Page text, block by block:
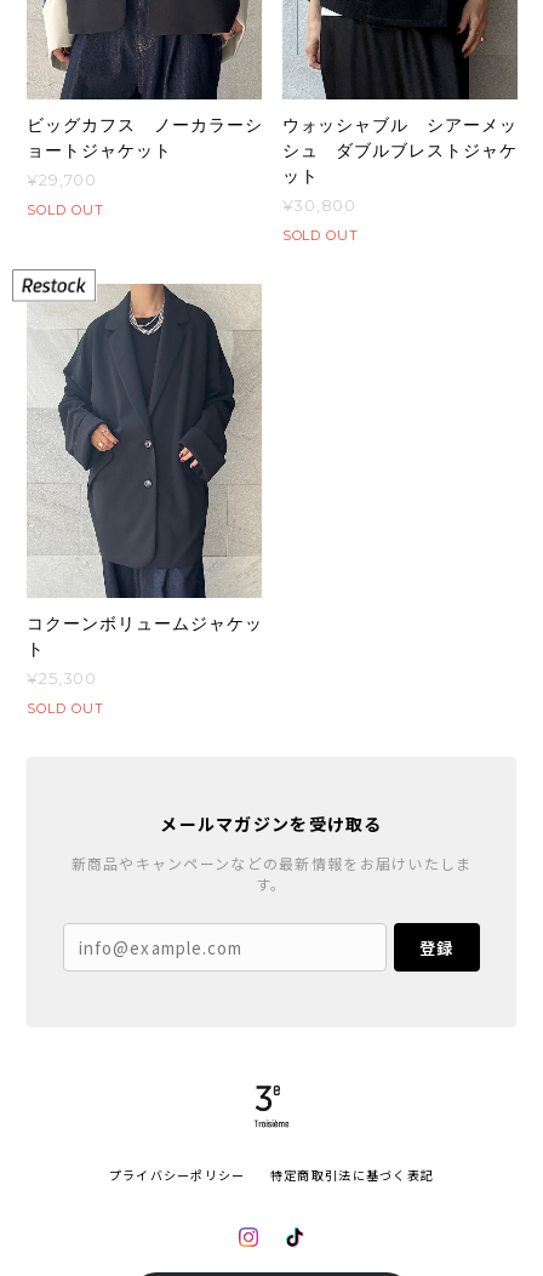
ビッグカフス ノーカラーシ
ョートジャケット
¥29,700
SOLD OUT
ウォッシャブル シアーメッ
シュ ダブルブレストジャケ
ット
¥30,800
SOLD OUT
コクーンボリュームジャケッ
ト
¥25,300
SOLD OUT
メールマガジンを受け取る
新商品やキャンペーンなどの最新情報をお届けいたしま
す。
登録
プライバシーポリシー 特定商取引法に基づく表記